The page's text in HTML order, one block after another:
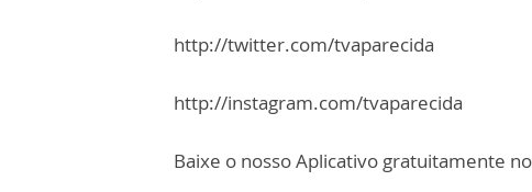
http://twitter.com/tvaparecida
http://instagram.com/tvaparecida
Baixe o nosso Aplicativo gratuitamente